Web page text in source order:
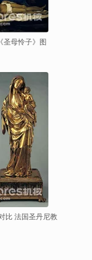
圣母怜子》图
比 法国圣丹尼教